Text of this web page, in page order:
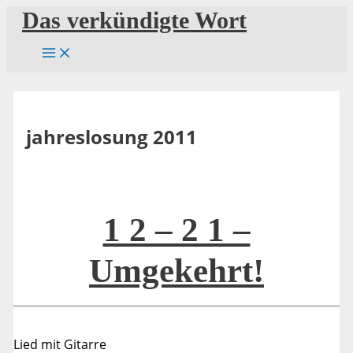
Zum
Inhalt
springen
Das verkündigte Wort
jahreslosung 2011
1 2 – 2 1 –
Umgekehrt!
Lied mit Gitarre